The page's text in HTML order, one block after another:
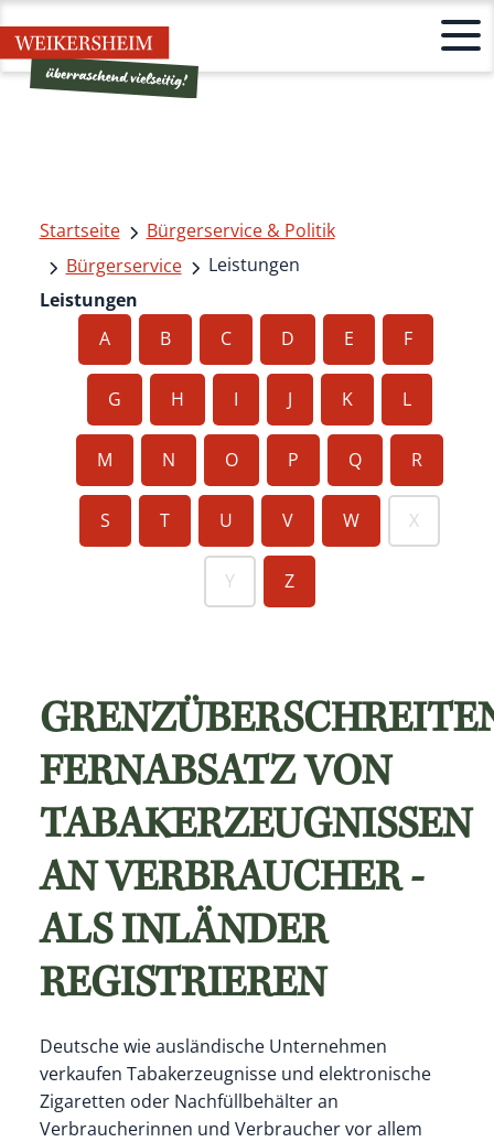
Startseite
Bürgerservice & Politik
Bürgerservice
Leistungen
Leistungen
A
B C D E F
G H I J K L
M N O P Q R
S T U V W X
Y Z
FERNABSATZ VON
TABAKERZEUGNISSEN
AN VERBRAUCHER -
ALS INLÄNDER
REGISTRIEREN
Deutsche wie ausländische Unternehmen
verkaufen Tabakerzeugnisse und elektronische
Zigaretten oder Nachfüllbehälter an
Verbraucherinnen und Verbraucher vor allem